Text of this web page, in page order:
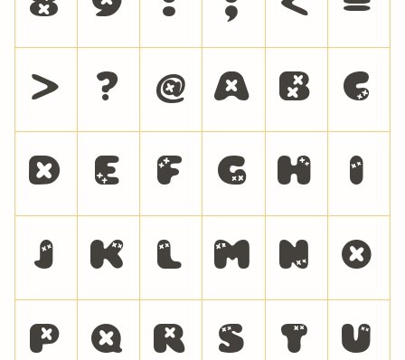
> ? @ A B C
D E F G H I
J K L M N O
P Q R S T U